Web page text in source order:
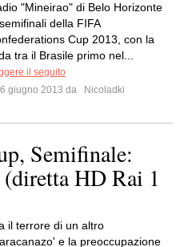
"Mineirao" di Belo Horizonte
della FIFA
Cup 2013, con la
tra il Brasile primo nel...
il seguito
giugno 2013 da
Nicoladki
Semifinale:
HD Rai 1
il terrore di un altro
e la preoccupazione